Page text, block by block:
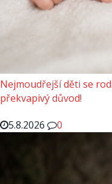
Nejmoudřejší děti se
překvapivý důvod!
5.8.2026
0